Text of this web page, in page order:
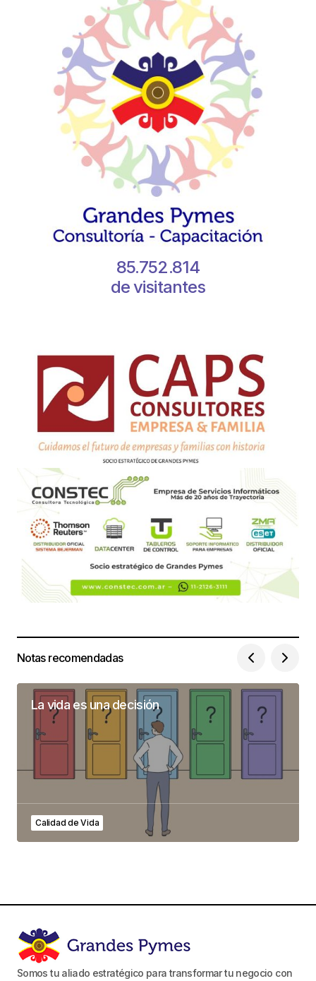
85.752.814
de visitantes
Notas recomendadas
La vida es una decisión
Calidad de Vida
Somos tu aliado estratégico para transformar tu negocio con